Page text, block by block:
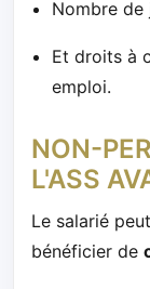
Nombre
Et droits à
emploi.
NON-
L'ASS
Le salarié
bénéficier de